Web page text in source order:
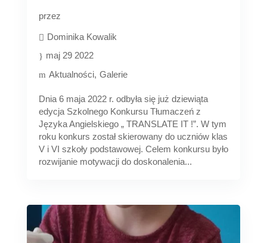
przez
Dominika Kowalik
maj 29 2022
Aktualności Galerie
Dnia 6 maja 2022 r. odbyła się już dziewiąta
edycja Szkolnego Konkursu Tłumaczeń z
Języka Angielskiego „ TRANSLATE IT !”. W tym
roku konkurs został skierowany do uczniów klas
V i VI szkoły podstawowej. Celem konkursu było
rozwijanie motywacji do doskonalenia...